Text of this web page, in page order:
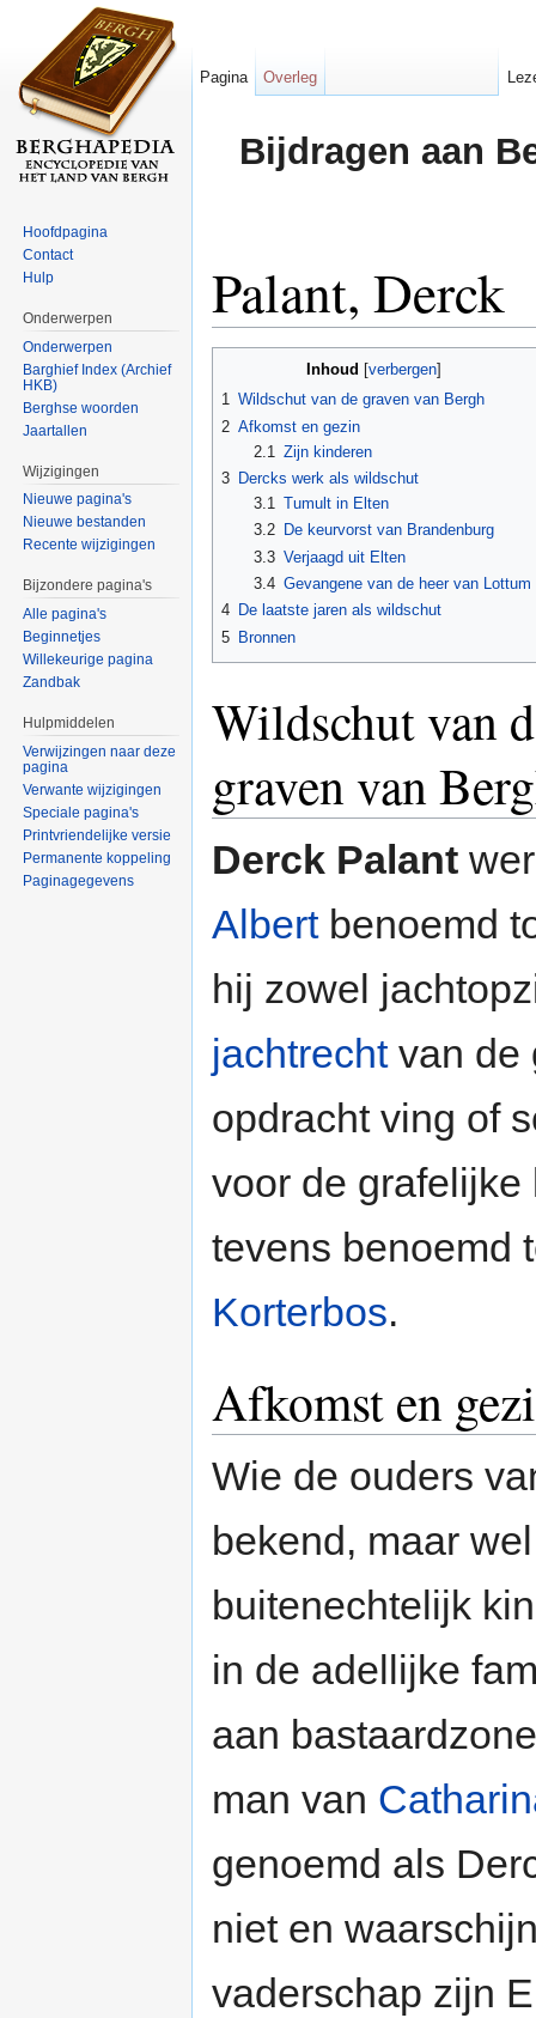
Bijdragen aan
Palant, Derck
Inhoud verbergen
1 Wildschut van de graven van Bergh
2 Afkomst en gezin
2.1 Zijn kinderen
3 Dercks werk als wildschut
3.1 Tumult in Elten
3.2
De keurvorst van Brandenburg
3.3 Verjaagd uit Elten
3.4 Gevangene van de heer van Lottum
4 De laatste jaren als wildschut
5 Bronnen
Wildschut van
graven van
Derck Palant
Albertbenoemd
hij zowel
jachtrechtvan de
opdracht ving of
voor de
tevens benoemd
Korterbos.
Afkomst en
Wie de ouders
bekend, maar
buitenechtelijk
in de adellijke
aan
man van
genoemd als
niet en
vaderschap zijn
Pagina Overleg
Hoofdpagina
Contact
Hulp
Onderwerpen
Onderwerpen
Barghief Index (Archief
HKB)
Berghse woorden
Jaartallen
Wijzigingen
Nieuwe pagina's
Nieuwe bestanden
Recente wijzigingen
Bijzondere pagina's
Alle pagina's
Beginnetjes
Willekeurige pagina
Zandbak
Hulpmiddelen
Verwijzingen naar deze
pagina
Verwante wijzigingen
Speciale pagina's
Printvriendelijke versie
Permanente koppeling
Paginagegevens